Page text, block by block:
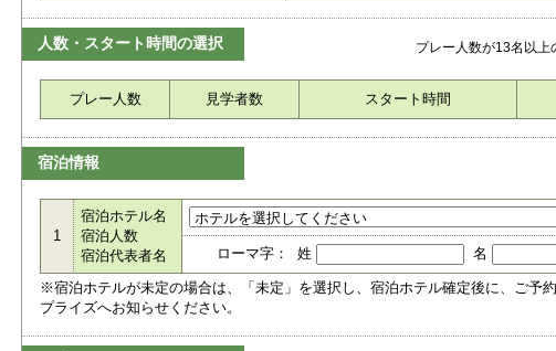
人数・スタート時間の選択 プレー人数が13名以
プレー人数 見学者数 スタート時間
宿泊情報
1
宿泊ホテル名
宿泊人数
宿泊代表者名
ローマ字： 姓 名
※宿泊ホテルが未定の場合は、「未定」を選択し、宿泊ホテル確定後に、ご予
プライズへお知らせください。